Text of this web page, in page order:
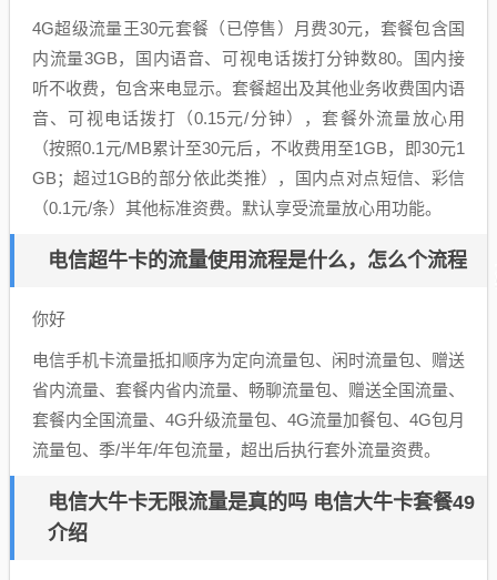
4G超级流量王30元套餐（已停售）月费30元，套餐包含国
内流量3GB，国内语音、可视电话拨打分钟数80。国内接
听不收费，包含来电显示。套餐超出及其他业务收费国内语
音、可视电话拨打（0.15元/分钟），套餐外流量放心用
（按照0.1元/MB累计至30元后，不收费用至1GB，即30元1
GB；超过1GB的部分依此类推），国内点对点短信、彩信
（0.1元/条）其他标准资费。默认享受流量放心用功能。
电信超牛卡的流量使用流程是什么，怎么个流程
你好
电信手机卡流量抵扣顺序为定向流量包、闲时流量包、赠送
省内流量、套餐内省内流量、畅聊流量包、赠送全国流量、
套餐内全国流量、4G升级流量包、4G流量加餐包、4G包月
流量包、季/半年/年包流量，超出后执行套外流量资费。
电信大牛卡无限流量是真的吗 电信大牛卡套餐49
介绍